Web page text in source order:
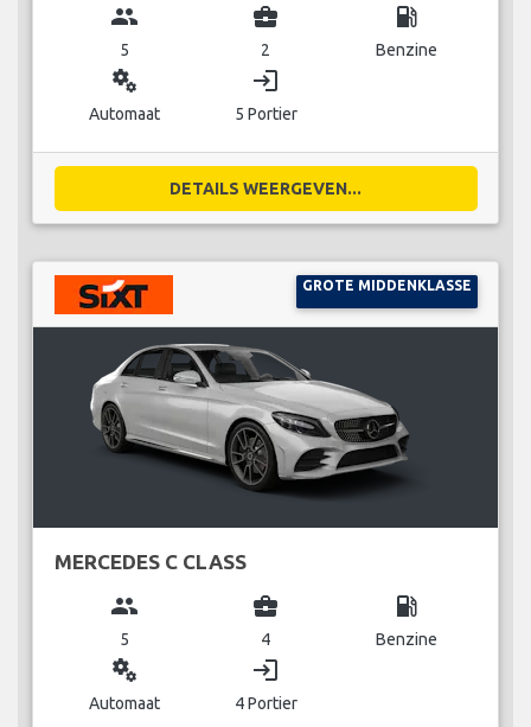
group
5
business_center
2
local_gas_station
Benzine
miscellaneous_services
Automaat
login
5 Portier
DETAILS WEERGEVEN...
GROTE MIDDENKLASSE
MERCEDES C CLASS
group
5
business_center
4
local_gas_station
Benzine
miscellaneous_services
Automaat
login
4 Portier